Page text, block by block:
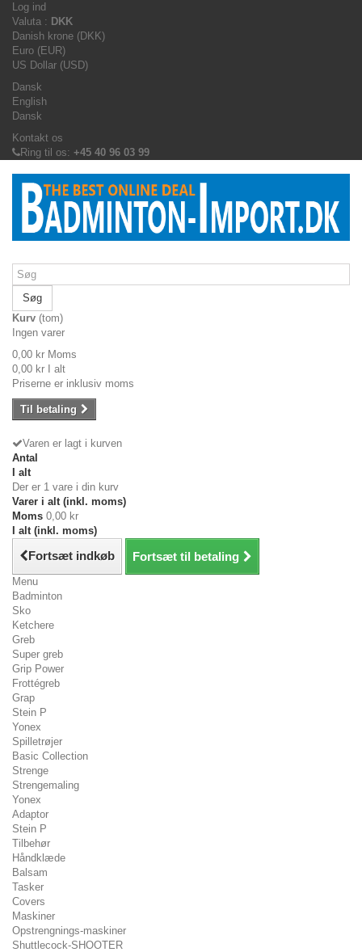
Log ind
Valuta : DKK
Danish krone (DKK)
Euro (EUR)
US Dollar (USD)
Dansk
English
Dansk
Kontakt os
Ring til os: +45 40 96 03 99
Søg
Kurv (tom)
Ingen varer
0,00 kr Moms
0,00 kr I alt
Priserne er inklusiv moms
Til betaling
Varen er lagt i kurven
Antal
I alt
Der er 1 vare i din kurv
Varer i alt (inkl. moms)
Moms 0,00 kr
I alt (inkl. moms)
Fortsæt indkøb Fortsæt til betaling
Menu
Badminton
Sko
Ketchere
Greb
Super greb
Grip Power
Frottégreb
Grap
Stein P
Yonex
Spilletrøjer
Basic Collection
Strenge
Strengemaling
Yonex
Adaptor
Stein P
Tilbehør
Håndklæde
Balsam
Tasker
Covers
Maskiner
Opstrengnings-maskiner
Shuttlecock-SHOOTER